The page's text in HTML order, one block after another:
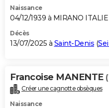
Naissance
04/12/1939 à MIRANO ITALIE
Décès
13/07/2025 à Saint-Denis (
Francoise MANENTE
Créer une cagnotte obsèques
Naissance